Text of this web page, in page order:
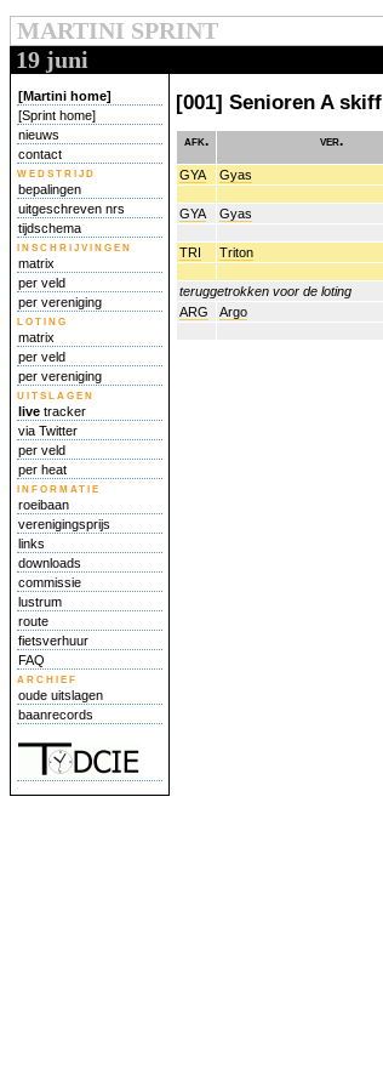
MARTINI SPRINT
19 juni
[Martini home]
[Sprint home]
nieuws
contact
wedstrijd
bepalingen
uitgeschreven nrs
tijdschema
inschrijvingen
matrix
per veld
per vereniging
loting
matrix
per veld
per vereniging
uitslagen
live tracker
via Twitter
per veld
per heat
informatie
roeibaan
verenigingsprijs
links
downloads
commissie
lustrum
route
fietsverhuur
FAQ
archief
oude uitslagen
baanrecords
[001] Senioren A skiff
afk. ver.
GYA Gyas
GYA Gyas
TRI Triton
teruggetrokken voor de loting
ARG
Argo